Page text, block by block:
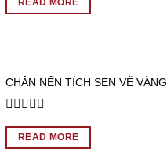
out
READ MORE
CHÂN NẾN TÍCH SEN VẼ
Rated
out
READ MORE